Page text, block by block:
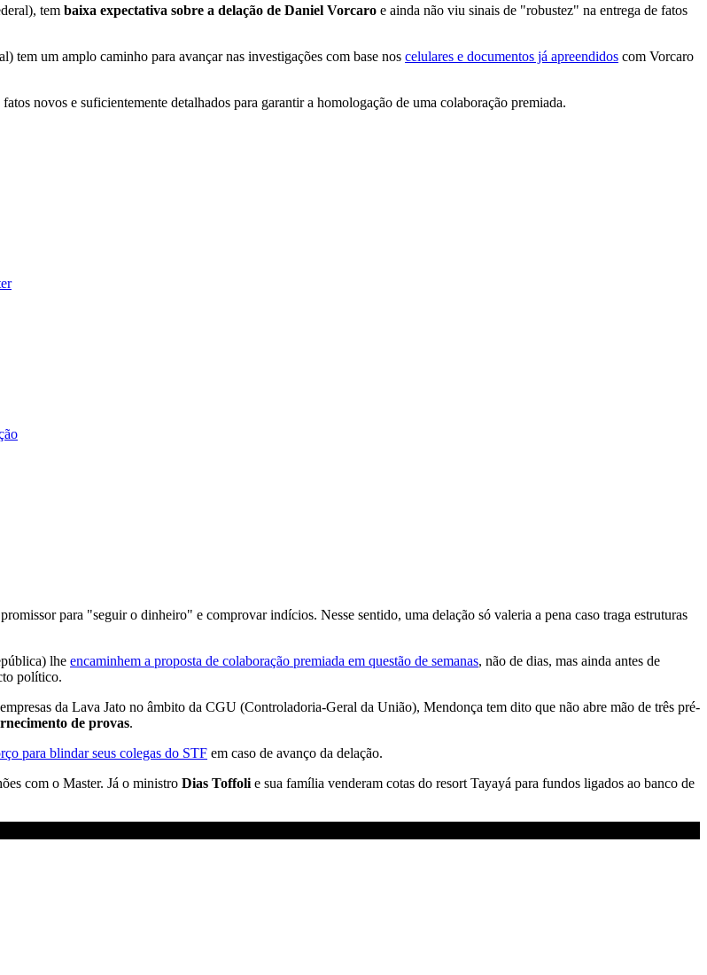
tem baixa expectativa sobre a delação de Daniel Vorcaro e ainda não viu sinais de "robustez" na entrega de fatos
tem um amplo caminho para avançar nas investigações com base nos celulares e documentos já apreendidos com Vorcaro
novos e suficientemente detalhados para garantir a homologação de uma colaboração premiada.
para "seguir o dinheiro" e comprovar indícios. Nesse sentido, uma delação só valeria a pena caso traga estruturas
lhe encaminhem a proposta de colaboração premiada em questão de semanas, não de dias, mas ainda antes de
político.
da Lava Jato no âmbito da CGU (Controladoria-Geral da União), Mendonça tem dito que não abre mão de três pré-
de provas.
para blindar seus colegas do STF em caso de avanço da delação.
com o Master. Já o ministro Dias Toffoli e sua família venderam cotas do resort Tayayá para fundos ligados ao banco de